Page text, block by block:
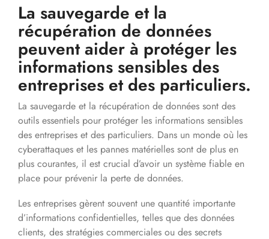
La sauvegarde et la
récupération de données
peuvent aider à protéger les
informations sensibles des
entreprises et des particuliers.
La sauvegarde et la récupération de données sont des
outils essentiels pour protéger les informations sensibles
des entreprises et des particuliers. Dans un monde où les
cyberattaques et les pannes matérielles sont de plus en
plus courantes, il est crucial d’avoir un système fiable en
place pour prévenir la perte de données.
Les entreprises gèrent souvent une quantité importante
d’informations confidentielles, telles que des données
clients, des stratégies commerciales ou des secrets